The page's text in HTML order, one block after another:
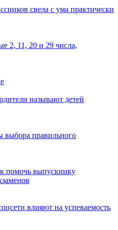
свела с ума практически
2, 11, 20 и 29 числа,
называют детей
правильного
помочь выпускнику
влияют на успеваемость